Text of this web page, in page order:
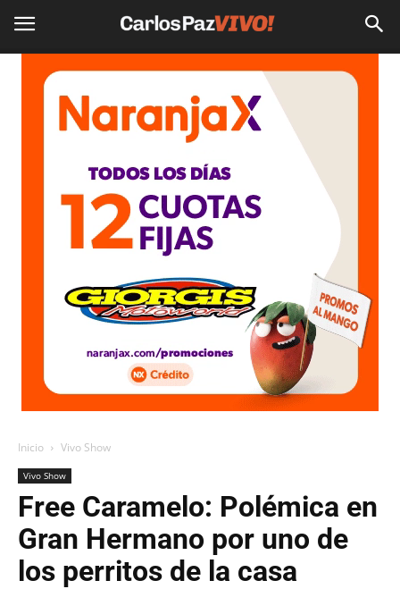
Inicio Vivo Show
Vivo Show
Free Caramelo: Polémica en
Gran Hermano por uno de
los perritos de la casa